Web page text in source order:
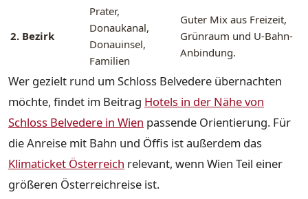
2. Bezirk
Prater,
Donaukanal,
Donauinsel,
Familien
Guter Mix aus Freizeit,
Grünraum und U-Bahn-
Anbindung.
Wer gezielt rund um Schloss Belvedere übernachten
möchte, findet im Beitrag Hotels in der Nähe von
Schloss Belvedere in Wien passende Orientierung. Für
die Anreise mit Bahn und Öffis ist außerdem das
Klimaticket Österreich relevant, wenn Wien Teil einer
größeren Österreichreise ist.